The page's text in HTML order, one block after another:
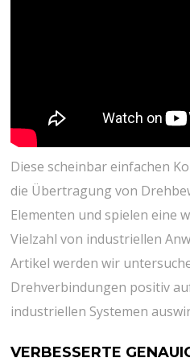
Diese scheinbar einfachen
die Übertragung von
Elementen und spielen eine
Vielzahl von industriellen
Artikel werden wir
Drehverbindungen positiv
industriellen Systemen
VERBESSERTE